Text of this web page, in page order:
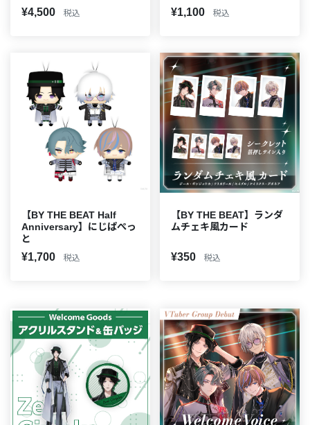
¥4,500 税込 ¥1,100 税込
【BY THE BEAT Half
Anniversary】にじぱぺっ
と
¥1,700 税込
【BY THE BEAT】ランダ
ムチェキ風カード
¥350 税込